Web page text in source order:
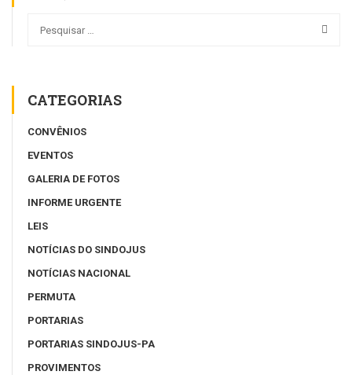
CATEGORIAS
CONVÊNIOS
EVENTOS
GALERIA DE FOTOS
INFORME URGENTE
LEIS
NOTÍCIAS DO SINDOJUS
NOTÍCIAS NACIONAL
PERMUTA
PORTARIAS
PORTARIAS SINDOJUS-PA
PROVIMENTOS